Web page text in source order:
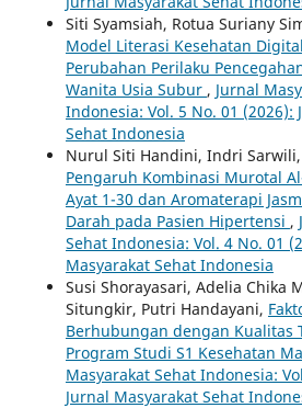
Siti Syamsiah, Rotua Suriany
Model Literasi Kesehatan
Perubahan Perilaku
Wanita Usia Subur , Jurnal
Indonesia: Vol. 5 No. 01 (2026):
Sehat Indonesia
Nurul Siti Handini, Indri
Pengaruh Kombinasi Murotal
Ayat 1-30 dan Aromaterapi
Darah pada Pasien Hipertensi ,
Sehat Indonesia: Vol. 4 No. 01
Masyarakat Sehat Indonesia
Susi Shorayasari, Adelia Chika
Situngkir, Putri Handayani,
Berhubungan dengan Kualitas
Program Studi S1 Kesehatan
Masyarakat Sehat Indonesia:
Jurnal Masyarakat Sehat